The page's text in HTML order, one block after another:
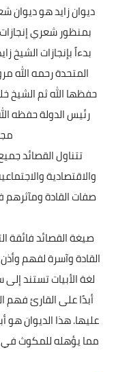
ديوان زايد هو
بمنظور شعري إنجازات
بدءاً بإنجازات الشيخ
المتحدة رحمه الله
حفظها الله ثم الشيخ
رئيس الدولة حفظه
تتناول القصائد
والاقتصادية
صفات القادة
صيغة القصائد فائقة
القادة وآسرة لفهم
لغة الأبيات تستند
أبدًا على القارئ فهم
عليها. هذا الديوان هو
مما يؤهله للمكوث في